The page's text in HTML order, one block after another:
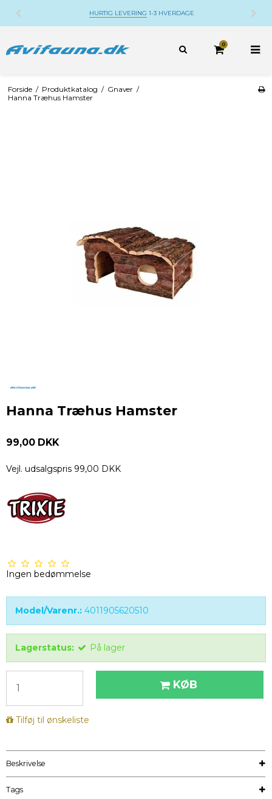
HURTIG LEVERING 1-3 HVERDAGE
0
Forside / Produktkatalog / Gnaver /
Hanna Træhus Hamster
Hanna Træhus Hamster
99,00 DKK
Vejl. udsalgspris 99,00 DKK
Ingen bedømmelse
Model/Varenr.: 4011905620510
Lagerstatus: På lager
KØB
Tilføj til ønskeliste
Beskrivelse
Tags